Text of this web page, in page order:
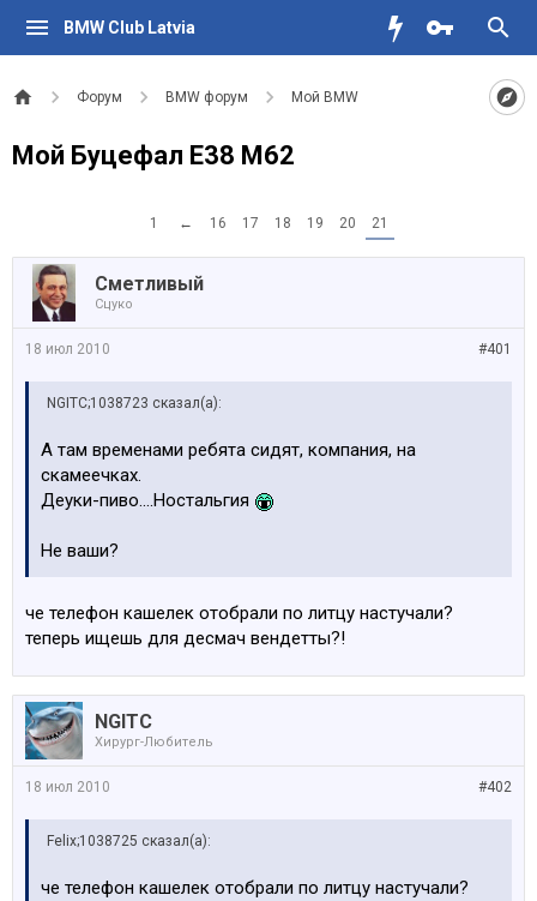
BMW Club Latvia
Форум BMW форум Мой BMW
Мой Буцефал Е38 М62
1 ← 16 17 18 19 20 21
Сметливый
Сцуко
#401
18 июл 2010
NGITC;1038723 сказал(а):
А там временами ребята сидят, компания, на
скамеечках.
Деуки-пиво....Ностальгия
Не ваши?
че телефон кашелек отобрали по литцу настучали?
теперь ищешь для десмач вендетты?!
NGITC
Хирург-Любитель
#402
18 июл 2010
Felix;1038725 сказал(а):
че телефон кашелек отобрали по литцу настучали?